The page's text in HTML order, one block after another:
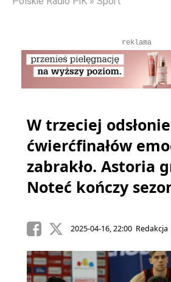
reklama
W trzeciej odsłonie
ćwierćfinałów
zabrakło. Astoria
Noteć kończy
2025-04-16, 22:00 Redakcja